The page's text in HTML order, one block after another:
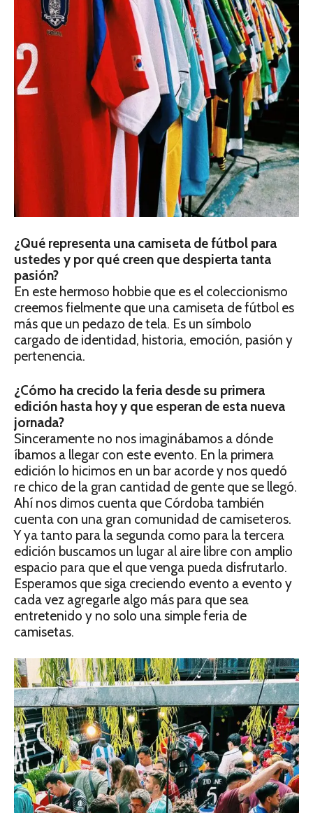
¿Qué representa una camiseta de fútbol para
ustedes y por qué creen que despierta tanta
pasión?
En este hermoso hobbie que es el coleccionismo
creemos fielmente que una camiseta de fútbol es
más que un pedazo de tela. Es un símbolo
cargado de identidad, historia, emoción, pasión y
pertenencia.
¿Cómo ha crecido la feria desde su primera
edición hasta hoy y que esperan de esta nueva
jornada?
Sinceramente no nos imaginábamos a dónde
íbamos a llegar con este evento. En la primera
edición lo hicimos en un bar acorde y nos quedó
re chico de la gran cantidad de gente que se llegó.
Ahí nos dimos cuenta que Córdoba también
cuenta con una gran comunidad de camiseteros.
Y ya tanto para la segunda como para la tercera
edición buscamos un lugar al aire libre con amplio
espacio para que el que venga pueda disfrutarlo.
Esperamos que siga creciendo evento a evento y
cada vez agregarle algo más para que sea
entretenido y no solo una simple feria de
camisetas.